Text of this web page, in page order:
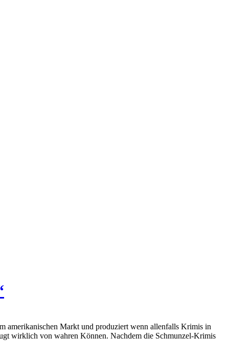
amerikanischen Markt und produziert wenn allenfalls Krimis in
wirklich von wahren Können. Nachdem die Schmunzel-Krimis